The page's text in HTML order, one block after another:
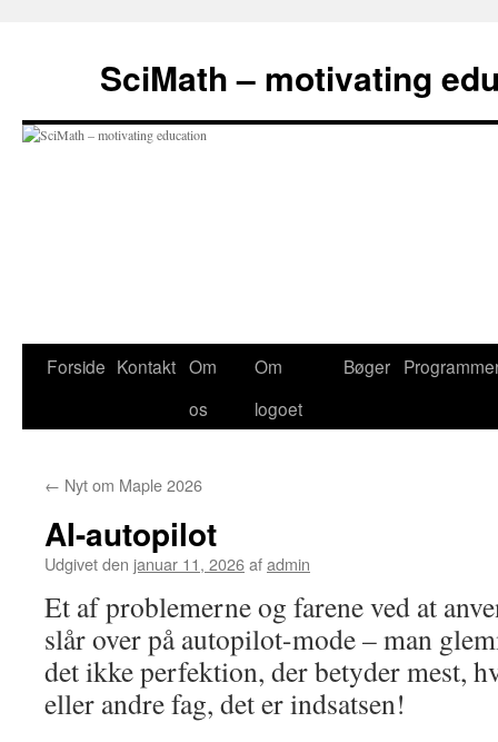
SciMath – motivating
Forside Kontakt Om
os
Om
logoet
Bøger
← Nyt om Maple 2026
AI-autopilot
Udgivet den januar 11, 2026afadmin
Et af problemerne og farene ved at
slår over på autopilot-mode – man
det ikke perfektion, der betyder mest,
eller andre fag, det er indsatsen!